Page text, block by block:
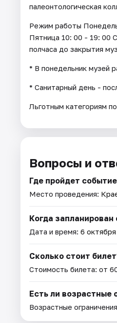
палеонтологическая
Режим работы
Пятница 10: 00 - 19: 00
полчаса до закрытия
* В понедельник музей
* Санитарный день -
Льготным категориям
Вопросы и
Где пройдет
Место проведения:
Когда запланирован
Дата и время: 6
Сколько стоит
Стоимость билета: от
Есть ли возрастные
Возрастные